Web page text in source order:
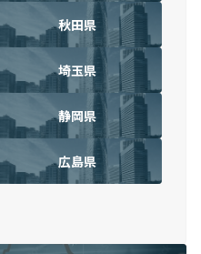
秋田県
埼玉県
静岡県
広島県